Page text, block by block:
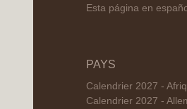
Esta página en
PAYS
Calendrier 2027 -
Calendrier 2027 -